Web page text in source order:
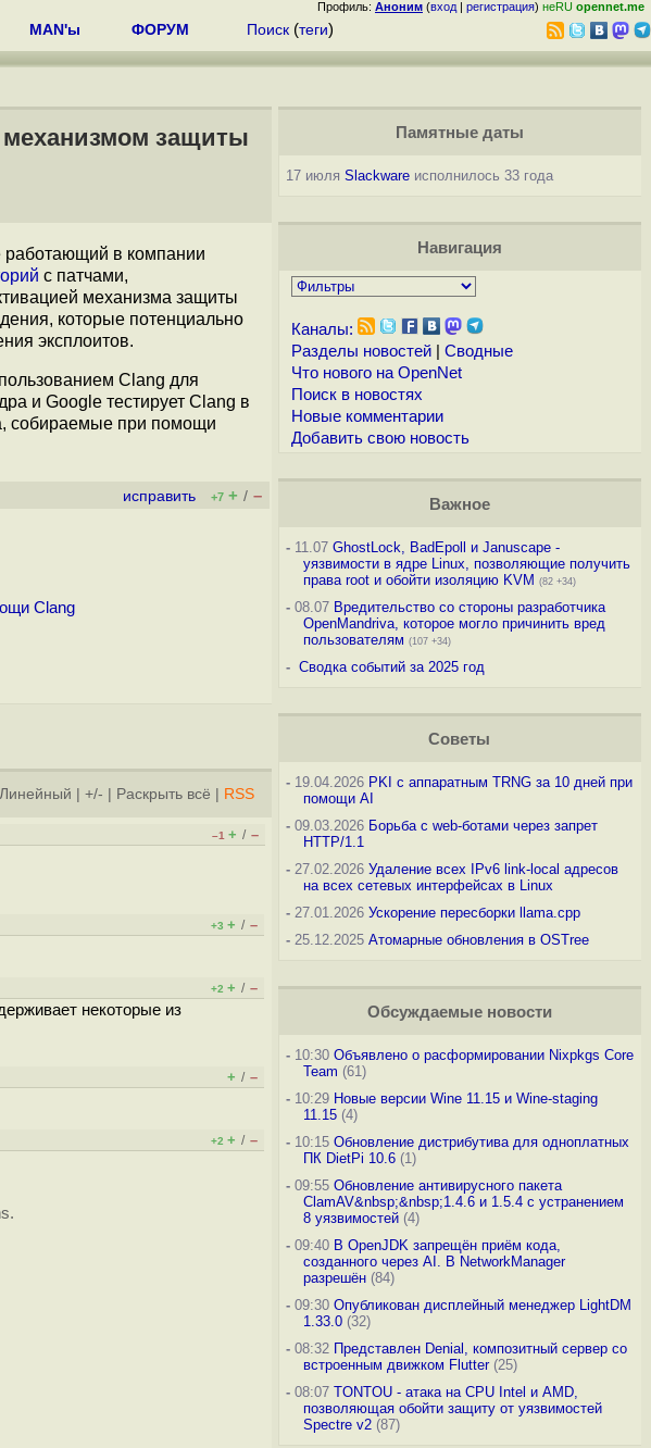
Профиль: Аноним (вход | регистрация) неRU opennet.me
MAN'ы ФОРУМ Поиск (теги)
механизмом защиты
работающий в компании
с патчами,
механизма защиты
которые потенциально
эксплоитов.
Clang для
и Google тестирует Clang в
собираемые при помощи
исправить +7 + / –
Clang
Линейный +/- Раскрыть всё RSS
–1 + / –
+3 + / –
+2 + / –
некоторые из
+ / –
+2 + / –
Памятные даты
17 июля Slackwareисполнилось 33 года
Навигация
Каналы:
Разделы новостей| Сводные
Что нового на OpenNet
Поиск в новостях
Новые комментарии
Добавить свою новость
Важное
-11.07 GhostLock, BadEpoll и Januscape -
уязвимости в ядре Linux, позволяющие получить
права root и обойти изоляцию KVM (82 +34)
-08.07 Вредительство со стороны разработчика
OpenMandriva, которое могло причинить вред
пользователям (107 +34)
- Сводка событий за 2025 год
Советы
-19.04.2026 PKI с аппаратным TRNG за 10 дней при
помощи AI
-09.03.2026 Борьба с web-ботами через запрет
HTTP/1.1
-27.02.2026 Удаление всех IPv6 link-local адресов
на всех сетевых интерфейсах в Linux
-27.01.2026 Ускорение пересборки llama.cpp
-25.12.2025 Атомарные обновления в OSTree
Обсуждаемые новости
-10:30 Объявлено о расформировании Nixpkgs Core
Team (61)
-10:29 Новые версии Wine 11.15 и Wine-staging
11.15(4)
-10:15 Обновление дистрибутива для одноплатных
ПК DietPi 10.6(1)
-09:55 Обновление антивирусного пакета
ClamAV&nbsp;&nbsp;1.4.6 и 1.5.4 с устранением
8 уязвимостей(4)
-09:40 В OpenJDK запрещён приём кода,
созданного через AI. В NetworkManager
разрешён(84)
-09:30 Опубликован дисплейный менеджер LightDM
1.33.0(32)
-08:32 Представлен Denial, композитный сервер со
встроенным движком Flutter(25)
-08:07 TONTOU - атака на CPU Intel и AMD,
позволяющая обойти защиту от уязвимостей
Spectre v2(87)